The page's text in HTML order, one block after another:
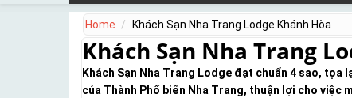
Home Khách Sạn Nha Trang Lodge Khánh Hòa
Khách Sạn Nha Trang
Khách Sạn Nha Trang Lodge đạt chuẩn 4 sao,
của Thành Phố biển Nha Trang, thuận lợi cho việc